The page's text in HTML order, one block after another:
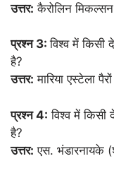
उत्तर: कैरोलिन
प्रश्न 3:विश्व में किसी
है?
उत्तर: मारिया एस्टेला
प्रश्न 4: विश्व में किसी
है?
उत्तर: एस. भंडारनायके